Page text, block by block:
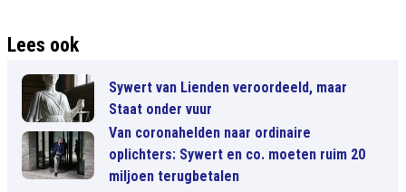
Lees ook
Sywert van Lienden veroordeeld, maar
Staat onder vuur
Van coronahelden naar ordinaire
oplichters: Sywert en co. moeten ruim 20
miljoen terugbetalen